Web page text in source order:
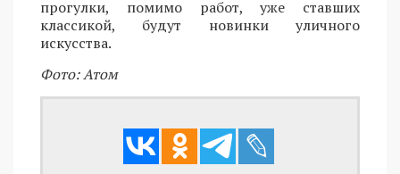
прогулки, помимо работ, уже ставших
классикой, будут новинки уличного
искусства.
Фото: Атом